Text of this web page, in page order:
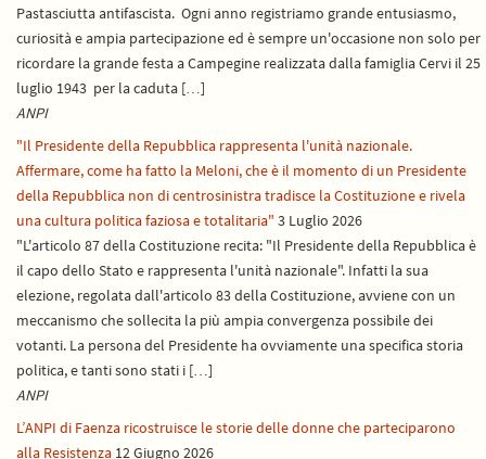
Pastasciutta antifascista. Ogni anno registriamo grande entusiasmo,
curiosità e ampia partecipazione ed è sempre un'occasione non solo per
ricordare la grande festa a Campegine realizzata dalla famiglia Cervi il 25
luglio 1943 per la caduta […]
ANPI
"Il Presidente della Repubblica rappresenta l'unità nazionale.
Affermare, come ha fatto la Meloni, che è il momento di un Presidente
della Repubblica non di centrosinistra tradisce la Costituzione e rivela
una cultura politica faziosa e totalitaria" 3 Luglio 2026
"L'articolo 87 della Costituzione recita: "Il Presidente della Repubblica è
il capo dello Stato e rappresenta l'unità nazionale". Infatti la sua
elezione, regolata dall'articolo 83 della Costituzione, avviene con un
meccanismo che sollecita la più ampia convergenza possibile dei
votanti. La persona del Presidente ha ovviamente una specifica storia
politica, e tanti sono stati i […]
ANPI
L’ANPI di Faenza ricostruisce le storie delle donne che parteciparono
alla Resistenza 12 Giugno 2026